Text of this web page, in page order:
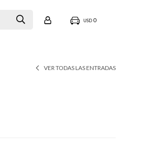
USD 0
VER TODAS LAS ENTRADAS